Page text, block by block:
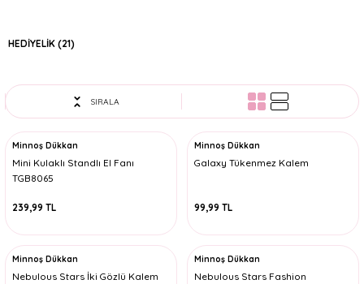
HEDİYELİK (21)
SIRALA
Minnoş Dükkan
Mini Kulaklı Standlı El Fanı
TGB8065
239,99 TL
Minnoş Dükkan
Galaxy Tükenmez Kalem
99,99 TL
Minnoş Dükkan
Nebulous Stars İki Gözlü Kalem
Minnoş Dükkan
Nebulous Stars Fashion